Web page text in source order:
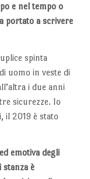
e nel tempo o
portato a scrivere
spinta
uomo in veste di
i due anni
sicurezze. Io
il 2019 è stato
emotiva degli
stanza è